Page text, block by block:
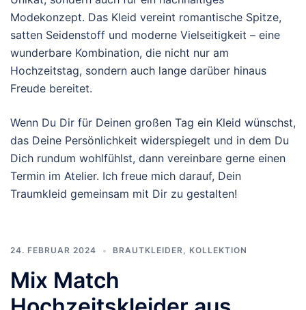
Modekonzept. Das Kleid vereint romantische Spitze,
satten Seidenstoff und moderne Vielseitigkeit – eine
wunderbare Kombination, die nicht nur am
Hochzeitstag, sondern auch lange darüber hinaus
Freude bereitet.
Wenn Du Dir für Deinen großen Tag ein Kleid wünschst,
das Deine Persönlichkeit widerspiegelt und in dem Du
Dich rundum wohlfühlst, dann vereinbare gerne einen
Termin im Atelier. Ich freue mich darauf, Dein
Traumkleid gemeinsam mit Dir zu gestalten!
24. FEBRUAR 2024 BRAUTKLEIDER, KOLLEKTION
Mix Match